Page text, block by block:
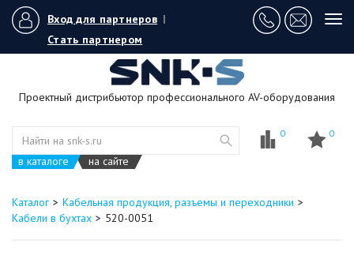
Вход для партнеров |
Стать партнером
Проектный дистрибьютор профессионального AV-оборудования
в каталоге на сайте
0 0
Каталог
Кабельная продукция, разъемы и переходники
Кабели в бухтах
520-0051